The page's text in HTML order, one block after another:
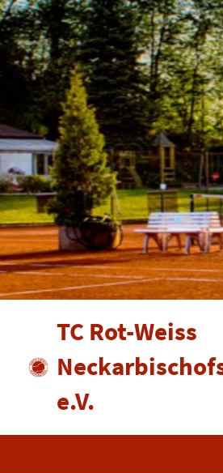
TC Rot-Weiss
e.V.